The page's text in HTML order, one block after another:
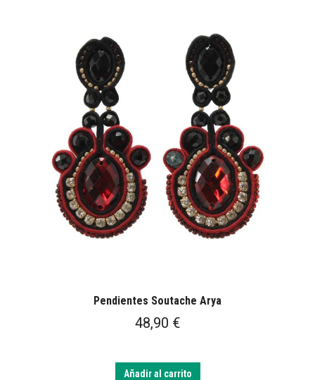
Pendientes Soutache Arya
48,90 €
Añadir al carrito